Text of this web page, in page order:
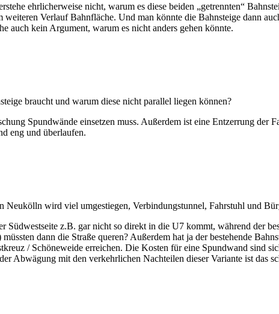
ehrlicherweise nicht, warum es diese beiden „getrennten“
Verlauf Bahnfläche. Und man könnte die Bahnsteige dann
auch kein Argument, warum es nicht anders gehen könnte.
braucht und warum diese nicht parallel liegen können?
Spundwände einsetzen muss. Außerdem ist eine Entzerrung der
eng und überlaufen.
Neukölln wird viel umgestiegen, Verbindungstunnel, Fahrstuhl und
z.B. gar nicht so direkt in die U7 kommt, während der
dann die Straße queren? Außerdem hat ja der bestehende
/ Schöneweide erreichen. Die Kosten für eine Spundwand sind
Abwägung mit den verkehrlichen Nachteilen dieser Variante ist das